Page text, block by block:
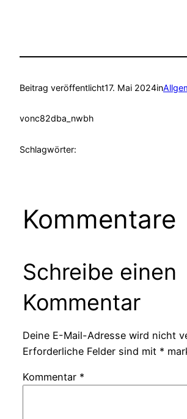
Beitrag veröffentlicht17. Mai 2024in
vonc82dba_nwbh
Schlagwörter:
Kommentare
Schreibe einen
Kommentar
Deine E-Mail-Adresse wird nicht
Erforderliche Felder sind mit *
Kommentar *